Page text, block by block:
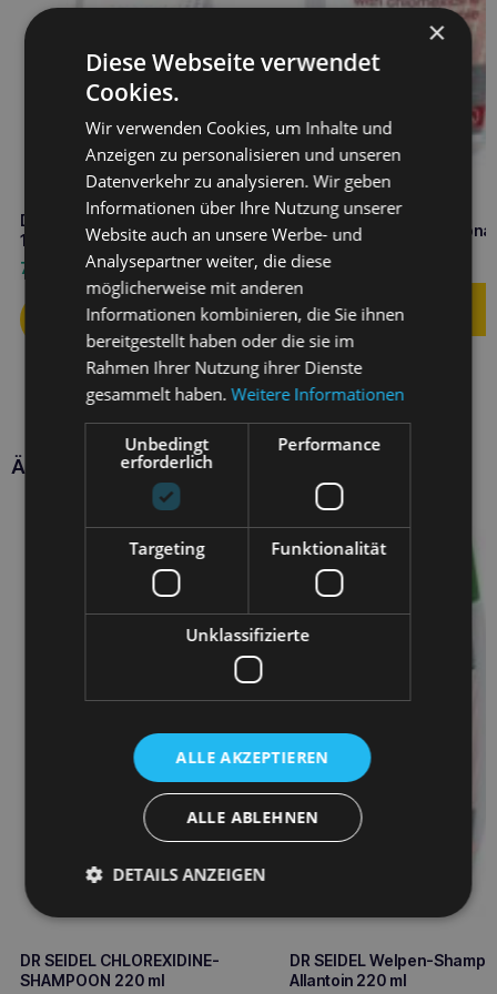
DR SEIDEL Chlorhexidin-Spray
100 ml
7,60
DR SEIDEL Shampoo mit
Chlorhexysin und
12,90
Ähnliche Produkte
DR SEIDEL CHLOREXIDINE-
SHAMPOON 220 ml
DR SEIDEL Welpen-
Allantoin 220 ml
×
Diese Webseite verwendet
Cookies.
Wir verwenden Cookies, um Inhalte und
Anzeigen zu personalisieren und unseren
Datenverkehr zu analysieren. Wir geben
Informationen über Ihre Nutzung unserer
Website auch an unsere Werbe- und
Analysepartner weiter, die diese
möglicherweise mit anderen
Informationen kombinieren, die Sie ihnen
bereitgestellt haben oder die sie im
Rahmen Ihrer Nutzung ihrer Dienste
gesammelt haben.Weitere Informationen
Unbedingt
erforderlich
Performance
Targeting Funktionalität
Unklassifizierte
ALLE AKZEPTIEREN
ALLE ABLEHNEN
DETAILS ANZEIGEN